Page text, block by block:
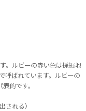
。ルビーの赤い色は採掘地
呼ばれています。ルビーの
的です。
される）